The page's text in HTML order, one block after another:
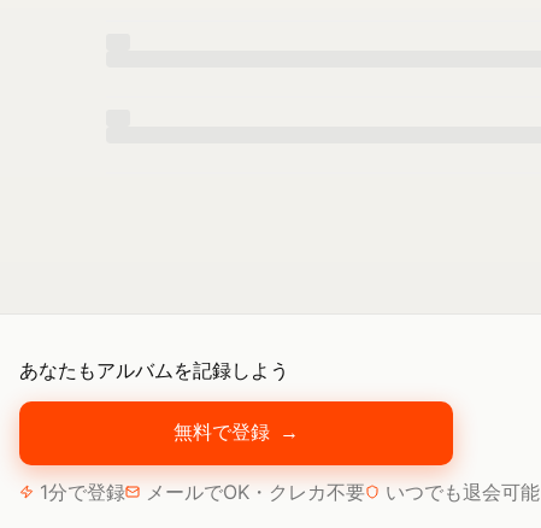
あなたもアルバムを記録しよう
無料で登録 →
1分で登録 メールでOK・クレカ不要 いつでも退会可能